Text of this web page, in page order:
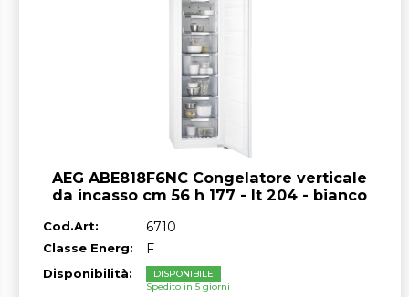
AEG ABE818F6NC Congelatore verticale
da incasso cm 56 h 177 - lt 204 - bianco
Cod.Art: 6710
Classe Energ: F
Disponibilità:
DISPONIBILE
Spedito in 5 giorni